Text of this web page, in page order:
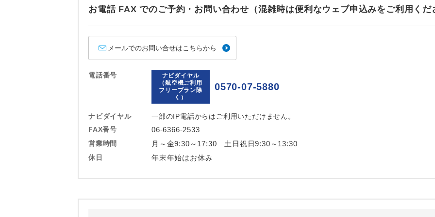
お電話 FAX でのご予約・お問い合わせ（混雑時は便利なウェブ申込みをご利用くだ
メールでのお問い合せはこちらから
電話番号
ナビダイヤル
（航空機ご利用
フリープラン除
く）
0570-07-5880
ナビダイヤル
一部のIP電話からはご利用いただけません。
FAX番号
06-6366-2533
営業時間 月～金9:30～17:30 土日祝日9:30～13:30
休日 年末年始はお休み
ホテル指定 ご紹介するホテルを指定したコースです。
おひとり様バス2席利用 おひとり様でバス席を2席利⽤できます。